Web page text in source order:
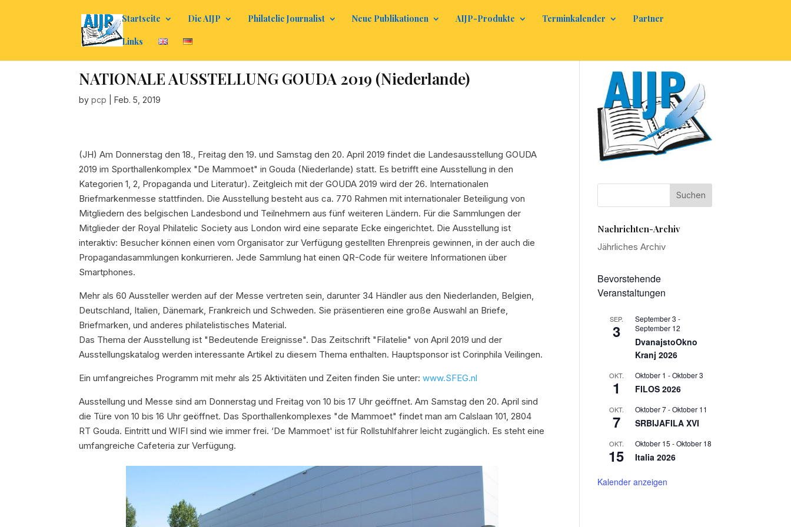
Startseite Die AIJP Philatelic Journalist Neue Publikationen AIJP-Produkte Terminkalender Partner
Links
NATIONALE AUSSTELLUNG GOUDA 2019 (Niederlande)
bypcp |Feb. 5, 2019
(JH) Am Donnerstag den 18., Freitag den 19. und Samstag den 20. April 2019 findet die Landesausstellung GOUDA
2019 im Sporthallenkomplex "De Mammoet" in Gouda (Niederlande) statt. Es betrifft eine Ausstellung in den
Kategorien 1, 2, Propaganda und Literatur). Zeitgleich mit der GOUDA 2019 wird der 26. Internationalen
Briefmarkenmesse stattfinden. Die Ausstellung besteht aus ca. 770 Rahmen mit internationaler Beteiligung von
Mitgliedern des belgischen Landesbond und Teilnehmern aus fünf weiteren Ländern. Für die Sammlungen der
Mitglieder der Royal Philatelic Society aus London wird eine separate Ecke eingerichtet. Die Ausstellung ist
interaktiv: Besucher können einen vom Organisator zur Verfügung gestellten Ehrenpreis gewinnen, in der auch die
Propagandasammlungen konkurrieren. Jede Sammlung hat einen QR-Code für weitere Informationen über
Smartphones.
Mehr als 60 Aussteller werden auf der Messe vertreten sein, darunter 34 Händler aus den Niederlanden, Belgien,
Deutschland, Italien, Dänemark, Frankreich und Schweden. Sie präsentieren eine große Auswahl an Briefe,
Briefmarken, und anderes philatelistisches Material.
Das Thema der Ausstellung ist "Bedeutende Ereignisse". Das Zeitschrift "Filatelie" von April 2019 und der
Ausstellungskatalog werden interessante Artikel zu diesem Thema enthalten. Hauptsponsor ist Corinphila Veilingen.
Ein umfangreiches Programm mit mehr als 25 Aktivitäten und Zeiten finden Sie unter:www.SFEG.nl
Ausstellung und Messe sind am Donnerstag und Freitag von 10 bis 17 Uhr geöffnet. Am Samstag den 20. April sind
die Türe von 10 bis 16 Uhr geöffnet. Das Sporthallenkomplexes "de Mammoet" findet man am Calslaan 101, 2804
RT Gouda. Eintritt und WIFI sind wie immer frei. ‘De Mammoet' ist für Rollstuhlfahrer leicht zugänglich. Es steht eine
umfangreiche Cafeteria zur Verfügung.
Nachrichten-Archiv
Jährliches Archiv
Bevorstehende
Veranstaltungen
SEP.
3
September 3 -
September 12
DvanajstoOkno
Kranj 2026
OKT.
1
Oktober 1 -Oktober 3
FILOS 2026
OKT.
7
Oktober 7-Oktober 11
SRBIJAFILA XVI
OKT.
15
Oktober 15 -Oktober 18
Italia 2026
Kalender anzeigen